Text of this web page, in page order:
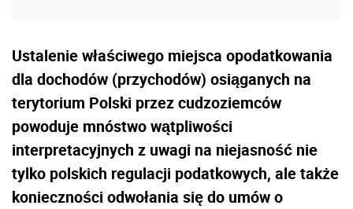
Ustalenie właściwego miejsca opodatkowania
dla dochodów (przychodów) osiąganych na
terytorium Polski przez cudzoziemców
powoduje mnóstwo wątpliwości
interpretacyjnych z uwagi na niejasność nie
tylko polskich regulacji podatkowych, ale także
konieczności odwołania się do umów o